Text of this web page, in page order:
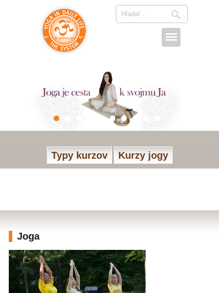
Typy kurzov Kurzy jogy
Joga